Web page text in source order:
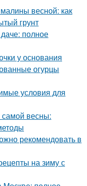
весной: как
грунт
полное
у основания
огурцы
условия для
самой весны:
рекомендовать в
на зиму с